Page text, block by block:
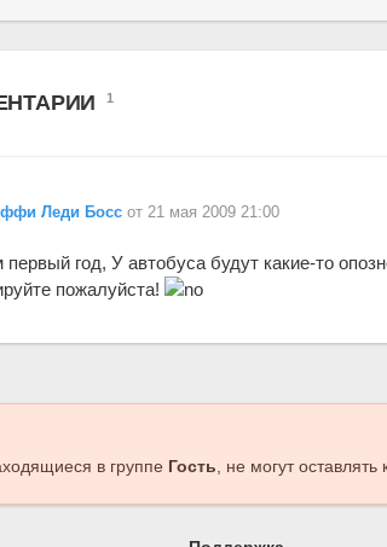
1
Леди Босс от 21 мая 2009 21:00
год, У автобуса будут какие-то
пожалуйста!
в группе Гость , не могут